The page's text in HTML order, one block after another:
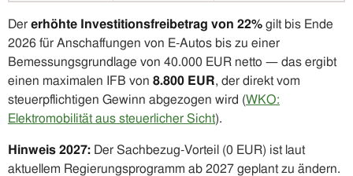
Der erhöhte Investitionsfreibetrag von 22% gilt bis Ende
2026 für Anschaffungen von E-Autos bis zu einer
Bemessungsgrundlage von 40.000 EUR netto — das ergibt
einen maximalen IFB von 8.800 EUR, der direkt vom
steuerpflichtigen Gewinn abgezogen wird (WKO:
Elektromobilität aus steuerlicher Sicht).
Hinweis 2027: Der Sachbezug-Vorteil (0 EUR) ist laut
aktuellem Regierungsprogramm ab 2027 geplant zu ändern.